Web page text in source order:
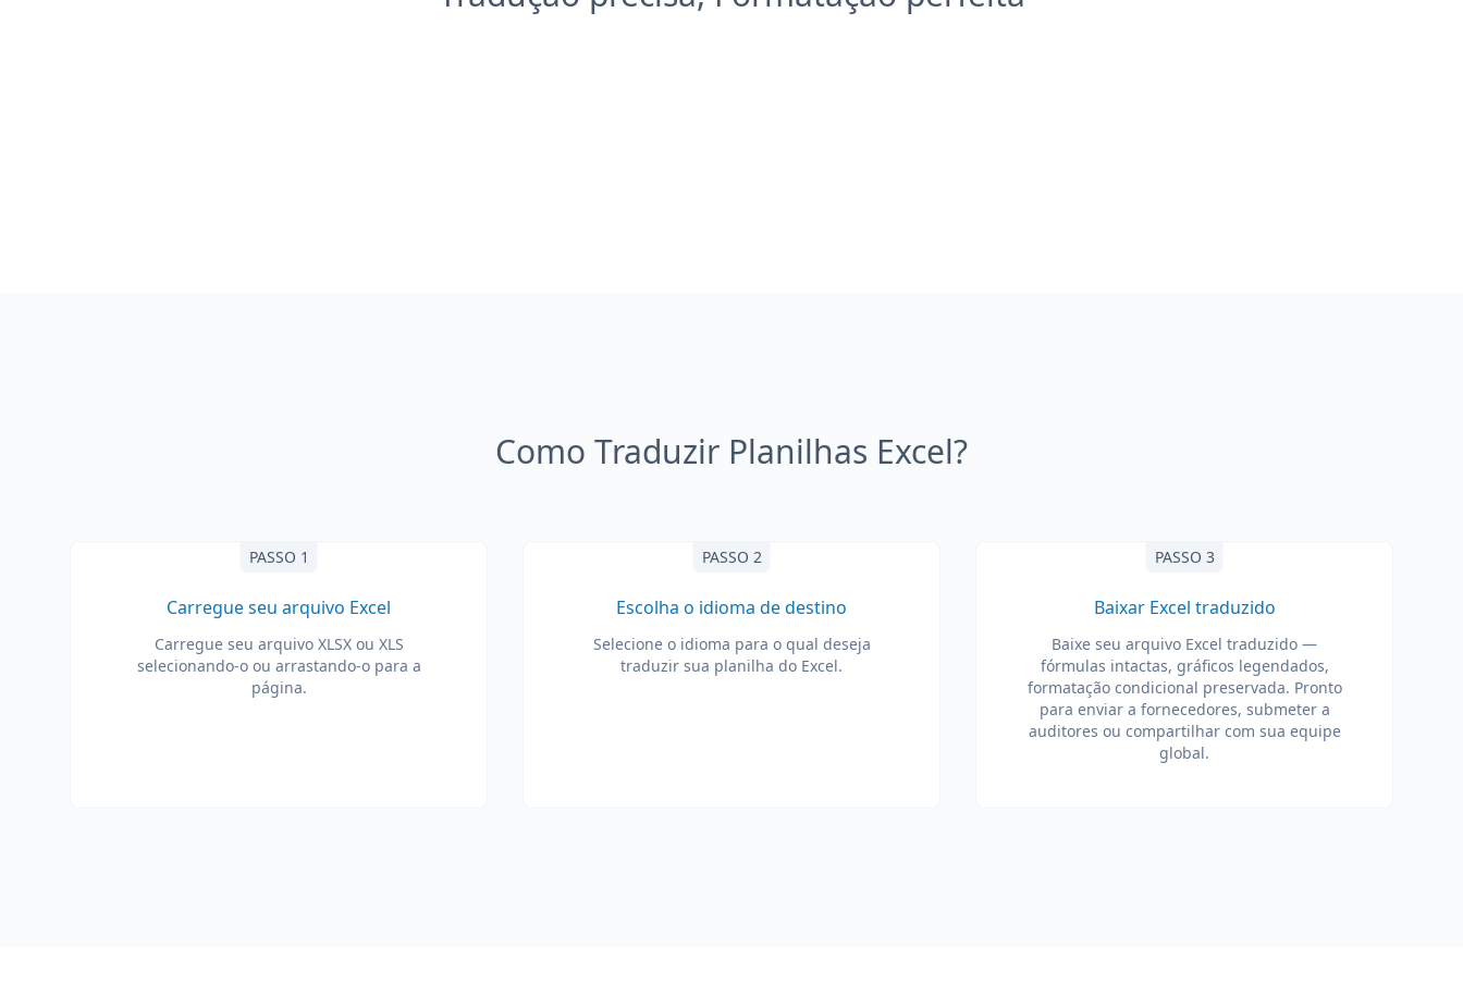
Como Traduzir Planilhas Excel?
PASSO 1
Carregue seu arquivo Excel
Carregue seu arquivo XLSX ou XLS
selecionando-o ou arrastando-o para a
página.
PASSO 2
Escolha o idioma de destino
Selecione o idioma para o qual deseja
traduzir sua planilha do Excel.
PASSO 3
Baixar Excel traduzido
Baixe seu arquivo Excel traduzido —
fórmulas intactas, gráficos legendados,
formatação condicional preservada. Pronto
para enviar a fornecedores, submeter a
auditores ou compartilhar com sua equipe
global.